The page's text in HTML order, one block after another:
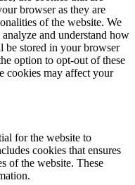
browser as they are
of the website. We
and understand how
be stored in your browser
option to opt-out of these
cookies may affect your
for the website to
cookies that ensures
of the website. These